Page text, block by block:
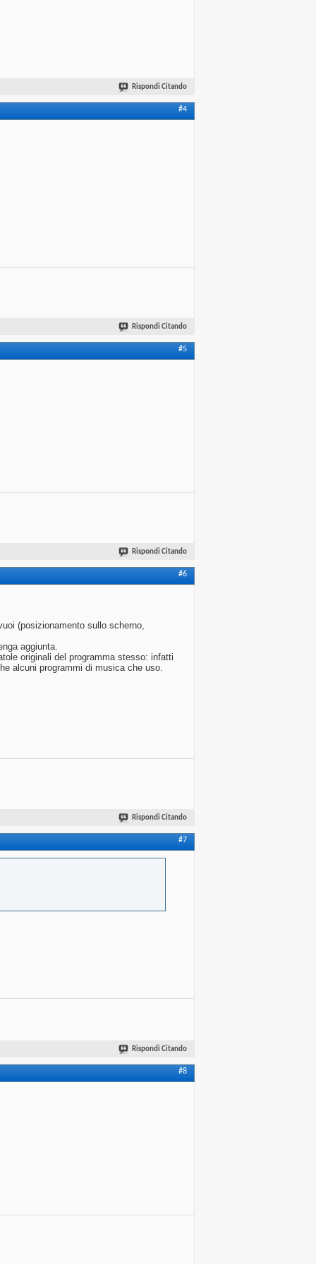
Rispondi Citando
#4
Rispondi Citando
#5
Rispondi Citando
#6
(posizionamento sullo scherno,
aggiunta.
originali del programma stesso: infatti
alcuni programmi di musica che uso.
Rispondi Citando
#7
Rispondi Citando
#8